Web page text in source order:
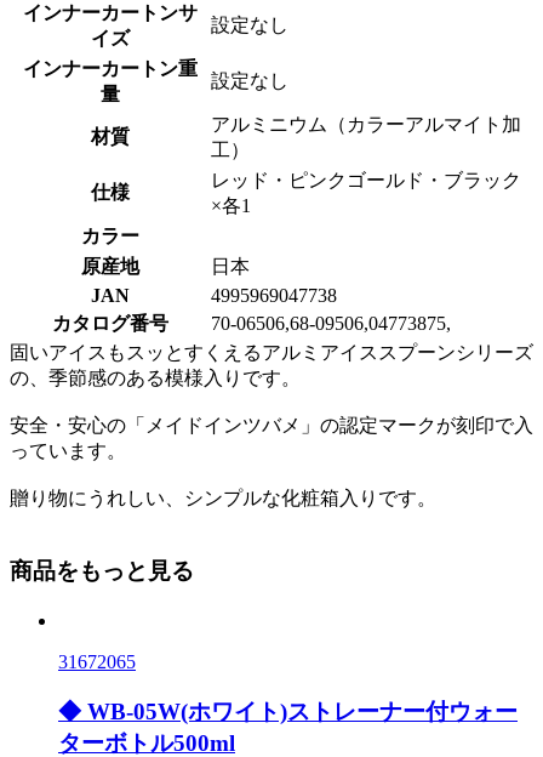
インナーカートンサ
イズ
設定なし
インナーカートン重
量
設定なし
材質
アルミニウム（カラーアルマイト加
工）
仕様
レッド・ピンクゴールド・ブラック
×各1
カラー
原産地
日本
JAN
4995969047738
カタログ番号
70-06506,68-09506,04773875,
固いアイスもスッとすくえるアルミアイススプーンシリーズ
の、季節感のある模様入りです。
安全・安心の「メイドインツバメ」の認定マークが刻印で入
っています。
贈り物にうれしい、シンプルな化粧箱入りです。
商品をもっと見る
31672065
◆ WB-05W(ホワイト)ストレーナー付ウォー
ターボトル500ml